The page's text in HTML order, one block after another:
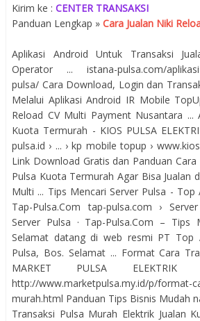
Kirim ke : CENTER TRANSAKSI
Panduan Lengkap » Cara Jualan Niki
Aplikasi Android Untuk Transaksi
Operator ... istana-pulsa.com/
pulsa/ Cara Download, Login dan
Melalui Aplikasi Android IR Mobile
Reload CV Multi Payment Nusantara ...
Kuota Termurah - KIOS PULSA
pulsa.id › ... › kp mobile topup ›
Link Download Gratis dan Panduan
Pulsa Kuota Termurah Agar Bisa Jualan
Multi ... Tips Mencari Server Pulsa -
Tap-Pulsa.Com tap-pulsa.com ›
Server Pulsa · Tap-Pulsa.Com – Tips
Selamat datang di web resmi PT Top
Pulsa, Bos. Selamat ... Format Cara
MARKET PULSA ELEKTRIK
http://www.marketpulsa.my.id/p/format-
murah.html Panduan Tips Bisnis Mudah
Transaksi Pulsa Murah Elektrik Jualan